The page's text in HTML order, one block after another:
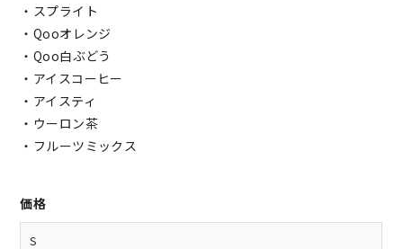
・スプライト
・Qooオレンジ
・Qoo白ぶどう
・アイスコーヒー
・アイスティ
・ウーロン茶
・フルーツミックス
価格
S